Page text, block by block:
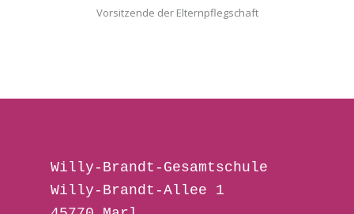
Vorsitzende der Elternpflegschaft
Willy-Brandt-Gesamtschule
Willy-Brandt-Allee 1